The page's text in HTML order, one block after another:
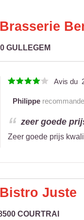
Brasserie
GULLEGEM
Avis du
Philippe
zeer goede
Zeer goede prijs
Bistro Juste
COURTRAI